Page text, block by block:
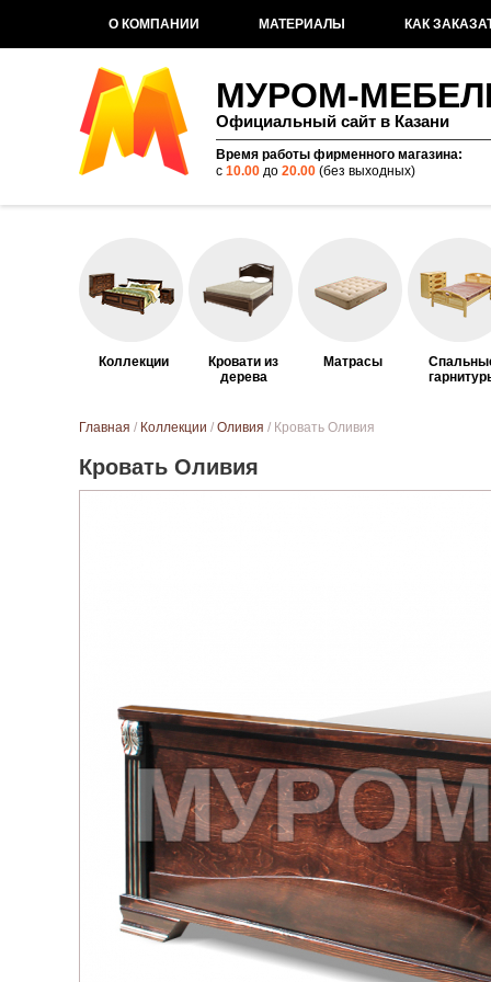
О КОМПАНИИ МАТЕРИАЛЫ КАК
МУРОМ-
Официальный сайт в Казани
Время работы фирменного магазина:
с 10.00 до 20.00 (без выходных)
Коллекции
Кровати из
дерева
Матрасы
Вы здесь
Главная / Коллекции / Оливия / Кровать Оливия
Кровать Оливия